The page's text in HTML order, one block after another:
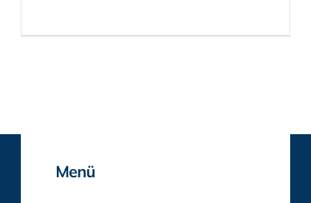
Menü